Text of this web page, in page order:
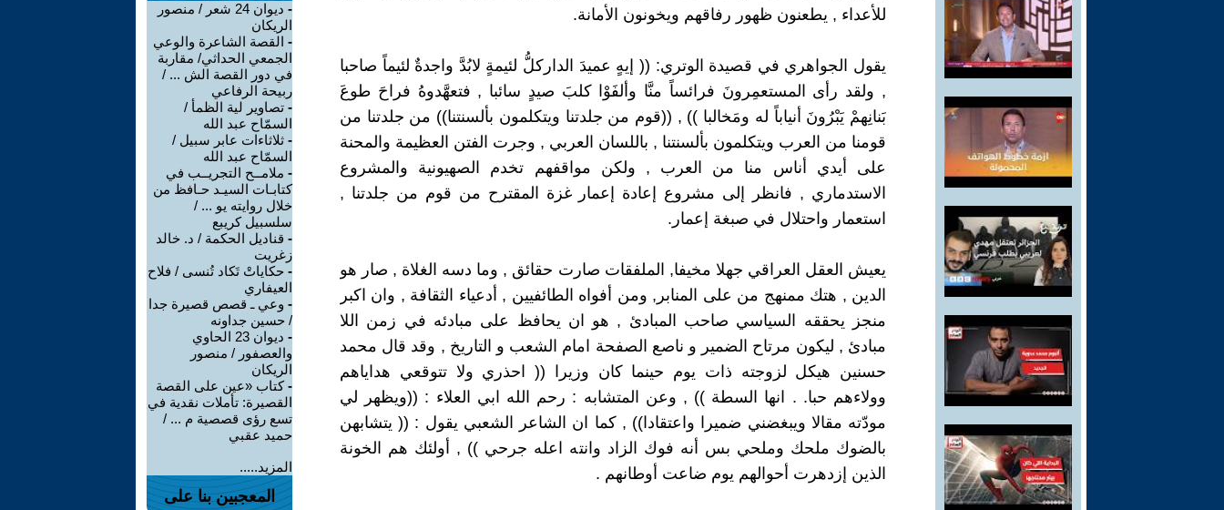
للأعداء , يطعنون ظهور رفاقهم ويخونون الأمانة.
يقول الجواهري في قصيدة الوتري: (( إيهٍ عميدَ الداركلُّ لئيمةٍ لابُدَّ واجدةٌ لئيماً صاحبا
, ولقد رأى المستعمِرونَ فرائساً منَّا وألفَوْا كلبَ صيدٍ سائبا , فتعهَّدوهُ فراحَ طوعَ
بَنانِهمْ يَبْرُونَ أنياباً له ومَخالبا )) , ((قوم من جلدتنا ويتكلمون بألسنتنا)) من جلدتنا من
قومنا من العرب ويتكلمون بألسنتنا , باللسان العربي , وجرت الفتن العظيمة والمحنة
على أيدي أناس منا من العرب , ولكن مواقفهم تخدم الصهيونية والمشروع
الاستدماري , فانظر إلى مشروع إعادة إعمار غزة المقترح من قوم من جلدتنا ,
استعمار واحتلال في صبغة إعمار.
يعيش العقل العراقي جهلا مخيفا, الملفقات صارت حقائق , وما دسه الغلاة , صار هو
الدين , هتك ممنهج من على المنابر, ومن أفواه الطائفيين , أدعياء الثقافة , وان اكبر
منجز يحققه السياسي صاحب المبادئ , هو ان يحافظ على مبادئه في زمن اللا
مبادئ , ليكون مرتاح الضمير و ناصع الصفحة امام الشعب و التاريخ , وقد قال محمد
حسنين هيكل لزوجته ذات يوم حينما كان وزيرا (( احذري ولا تتوقعي هداياهم
وولاءهم حبا. . انها السطة )) , وعن المتشابه : رحم الله ابي العلاء : ((ويظهر لي
مودّته مقالا ويبغضني ضميرا واعتقادا)) , كما ان الشاعر الشعبي يقول : (( يتشابهن
بالضوك ملحك وملحي بس أنه فوك الزاد وانته اعله جرحي )) , أولئك هم الخونة
الذين إزدهرت أحوالهم يوم ضاعت أوطانهم .
-
ديوان 24 شعر / منصور
الريكان
- القصة الشاعرة والوعي
الجمعي الحداثي/ مقاربة
في دور القصة الش ... /
ربيحة الرفاعي
- تصاوير لية الظمأ /
السمّاح عبد الله
- ثلاثاءات عابر سبيل /
السمّاح عبد الله
- ملامــح التجريــب في
كتابـات السيـد حـافظ من
خلال روايته يو ... /
سلسبيل كريبع
- قناديل الحكمة / د. خالد
زغريت
- حكاياتْ تَكاد تُنسى / فلاح
العيفاري
- وعي ـ قصص قصيرة جدا
/ حسين جداونه
-
ديوان 23 الحاوي
والعصفور / منصور
الريكان
-كتاب «عين على القصة
القصيرة: تأملات نقدية في
تسع رؤى قصصية م ... /
حميد عقبي
المزيد.....
المعجبين بنا على